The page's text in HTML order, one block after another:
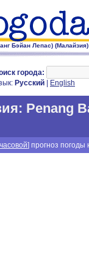
Бэйан Лепас) (Малайзия)
города:
Русский English
: Penang
] прогноз погоды